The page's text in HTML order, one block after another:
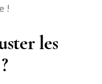
!
les